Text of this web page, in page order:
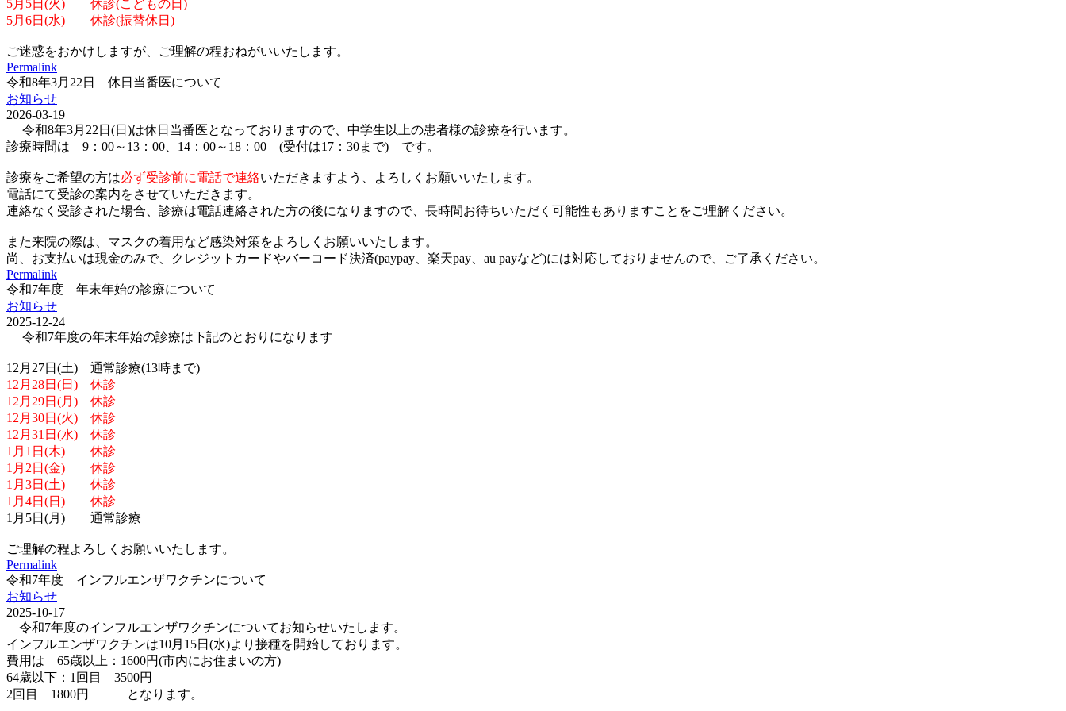
5月5日(火) 休診(こどもの日)
5月6日(水) 休診(振替休日)
ご迷惑をおかけしますが、ご理解の程おねがいいたします。
Permalink
令和8年3月22日 休日当番医について
お知らせ
2026-03-19
令和8年3月22日(日)は休日当番医となっておりますので、中学生以上の患者様の診療を行います。
診療時間は 9：00～13：00、14：00～18：00 (受付は17：30まで) です。
診療をご希望の方は必ず受診前に電話で連絡いただきますよう、よろしくお願いいたします。
電話にて受診の案内をさせていただきます。
連絡なく受診された場合、診療は電話連絡された方の後になりますので、長時間お待ちいただく可能性もありますことをご理解ください。
また来院の際は、マスクの着用など感染対策をよろしくお願いいたします。
尚、お支払いは現金のみで、クレジットカードやバーコード決済(paypay、楽天pay、au payなど)には対応しておりませんので、ご了承ください。
Permalink
令和7年度 年末年始の診療について
お知らせ
2025-12-24
令和7年度の年末年始の診療は下記のとおりになります
12月27日(土) 通常診療(13時まで)
12月28日(日) 休診
12月29日(月) 休診
12月30日(火) 休診
12月31日(水) 休診
1月1日(木) 休診
1月2日(金) 休診
1月3日(土) 休診
1月4日(日) 休診
1月5日(月) 通常診療
ご理解の程よろしくお願いいたします。
Permalink
令和7年度 インフルエンザワクチンについて
お知らせ
2025-10-17
令和7年度のインフルエンザワクチンについてお知らせいたします。
インフルエンザワクチンは10月15日(水)より接種を開始しております。
費用は 65歳以上：1600円(市内にお住まいの方)
64歳以下：1回目 3500円
2回目 1800円 となります。